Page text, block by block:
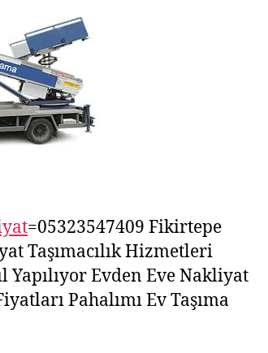
=05323547409 Fikirtepe
Taşımacılık Hizmetleri
Yapılıyor Evden Eve Nakliyat
Pahalımı Ev Taşıma